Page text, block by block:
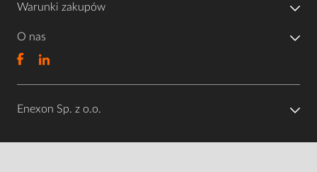
Warunki zakupów
O nas
Enexon Sp. z o.o.